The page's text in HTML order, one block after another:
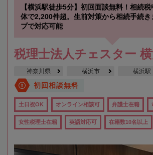
【横浜駅徒歩5分】初回面談無料！相続
体で2,200件超。生前対策から相続手続き
プで対応可能
税理士法人チェスター
神奈川県 横浜市 横浜駅
初回相談無料
土日祝OK オンライン相談可 弁護士在籍
女性税理士在籍 英語対応可 在籍数10名以上